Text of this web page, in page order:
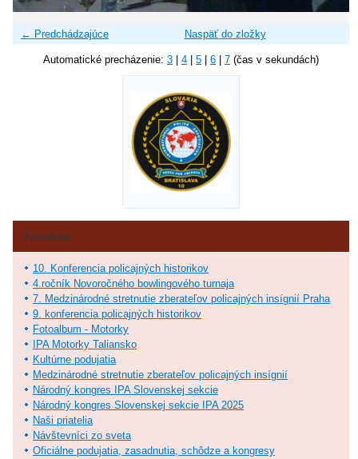
← Predchádzajúce Naspäť do zložky
Automatické precházenie: 3 | 4 | 5 | 6 | 7 (čas v sekundách)
Fotoalbum
10. Konferencia policajných historikov
4.ročník Novoročného bowlingového turnaja
7. Medzinárodné stretnutie zberateľov policajných insígnií Praha
9. konferencia policajných historikov
Fotoalbum - Motorky
IPA Motorky Taliansko
Kultúrne podujatia
Medzinárodné stretnutie zberateľov policajných insígnií
Národný kongres IPA Slovenskej sekcie
Národný kongres Slovenskej sekcie IPA 2025
Naši priatelia
Návštevníci zo sveta
Oficiálne podujatia, zasadnutia, schôdze a kongresy